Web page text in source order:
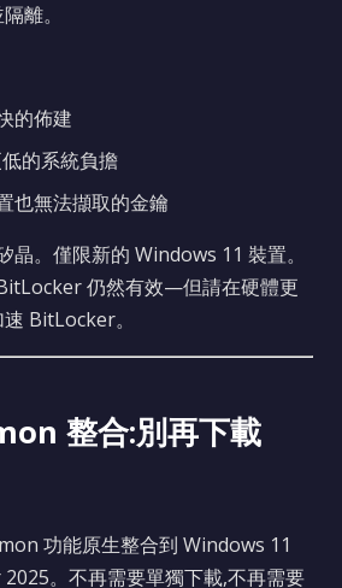
離。
的佈建
的系統負擔
也無法擷取的金鑰
晶。僅限新的 Windows 11 裝置。
仍然有效—但請在硬體更
BitLocker。
整合:別再下載
功能原生整合到 Windows 11
。不再需要單獨下載,不再需要